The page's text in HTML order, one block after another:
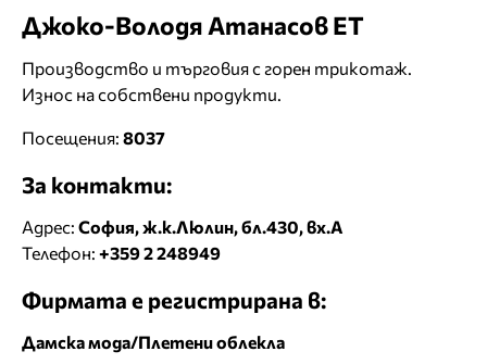
Джоко-Володя Атанасов ЕТ
Производство и търговия с горен трикотаж.
Износ на собствени продукти.
Посещения: 8037
За контакти:
Адрес: София, ж.к.Люлин, бл.430, вх.А
Телефон: +359 2 248949
Фирмата е регистрирана в:
Дамска мода/Плетени облекла